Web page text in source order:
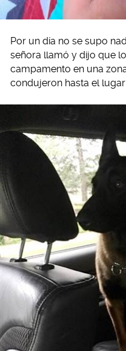
Por un día no se supo
señora llamó y dijo que
campamento en una
condujeron hasta el